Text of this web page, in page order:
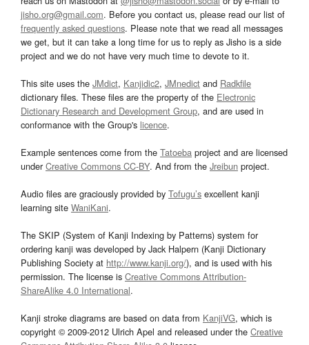
jisho.org@gmail.com. Before you contact us, please read our list of
frequently asked questions. Please note that we read all messages
we get, but it can take a long time for us to reply as Jisho is a side
project and we do not have very much time to devote to it.
This site uses the JMdict, Kanjidic2, JMnedict and Radkfile
dictionary files. These files are the property of the Electronic
Dictionary Research and Development Group, and are used in
conformance with the Group's licence.
Example sentences come from the Tatoeba project and are licensed
underCreative Commons CC-BY. And from the Jreibun project.
Audio files are graciously provided by Tofugu’s excellent kanji
learning site WaniKani.
The SKIP (System of Kanji Indexing by Patterns) system for
ordering kanji was developed by Jack Halpern (Kanji Dictionary
Publishing Society at http://www.kanji.org/), and is used with his
permission. The license is Creative Commons Attribution-
ShareAlike 4.0 International.
Kanji stroke diagrams are based on data from KanjiVG, which is
copyright © 2009-2012 Ulrich Apel and released under the Creative